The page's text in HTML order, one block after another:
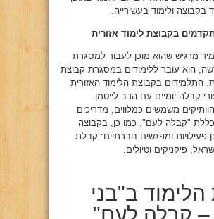
בקבוצה ולימוד בעשירייה.
בקבוצת לימוד אזורית
מרגיש שהוא מוכן לעבור למסגרת
הוא עובר ללימודים במסגרת קבוצת
התלמידים בקבוצת הלימוד האזורית
קבלה יומיים עם הרב לייטמן.
משמשים כמלווים, מדריכים
"קבלה לעם". כמו כן, בקבוצה
פעילויות ומפגשים חברתיים: קבלת
פיקניקים וטיולים.
הלימוד ב"בני